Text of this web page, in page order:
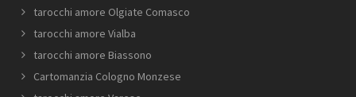
tarocchi amore Olgiate Comasco
tarocchi amore Vialba
tarocchi amore Biassono
Cartomanzia Cologno Monzese